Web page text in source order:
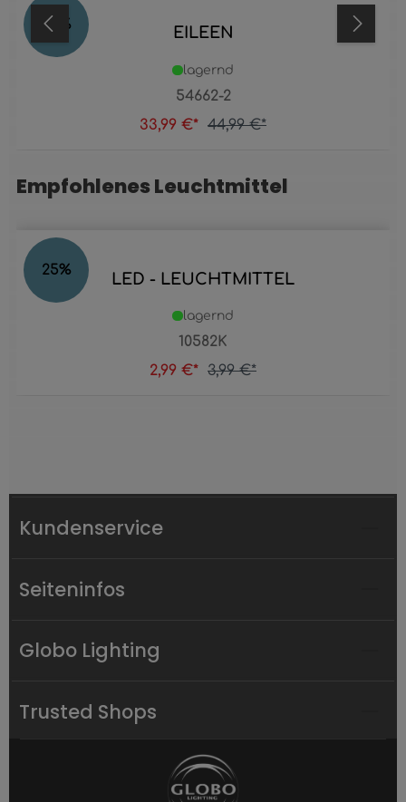
24 % EILEEN
54662-2
lagernd
33,99 €* 44,99 €*
Produktgalerie überspringen
Empfohlenes Leuchtmittel
25% LED - LEUCHTMITTEL
10582K
lagernd
2,99 €* 3,99 €*
Kundenservice
Seiteninfos
Globo Lighting
Trusted Shops